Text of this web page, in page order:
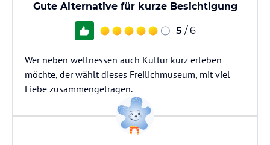
Gute Alternative für kurze Besichtigung
5 / 6
Wer neben wellnessen auch Kultur kurz erleben
möchte, der wählt dieses Freilichmuseum, mit viel
Liebe zusammengetragen.